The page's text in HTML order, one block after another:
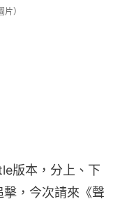
）
版本，分上、下
，今次請來《聲